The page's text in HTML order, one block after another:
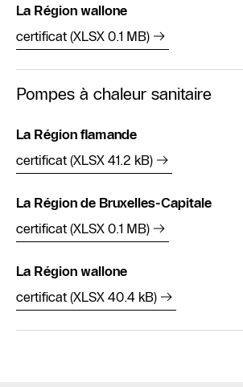
La Région wallone
certificat (XLSX 0.1 MB)
Pompes à chaleur sanitaire
La Région flamande
certificat (XLSX 41.2 kB)
La Région de Bruxelles-Capitale
certificat (XLSX 0.1 MB)
La Région wallone
certificat (XLSX 40.4 kB)